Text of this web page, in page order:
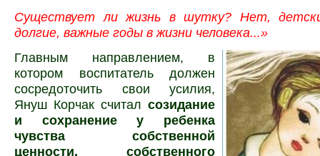
Существует ли жизнь в шутку? Нет,
долгие, важные годы в жизни человека...»
Главным направлением, в
котором воспитатель должен
сосредоточить свои усилия,
Януш Корчак считал созидание
и сохранение у ребенка
чувства собственной
ценности, собственного